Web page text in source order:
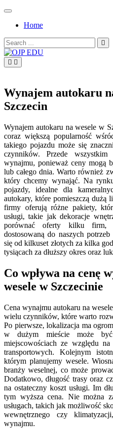
Skip
contentHome
Search
for:
Wynajem autokaru
Szczecin
Wynajem autokaru na wesele w
coraz większą popularność
takiego pojazdu może się
czynników. Przede
wynajmu, ponieważ ceny mogą
lub całego dnia. Warto również
który chcemy wynająć. Na
pojazdy, idealne dla
autokary, które pomieszczą dużą
firmy oferują różne pakiety,
usługi, takie jak dekoracje
porównać oferty kilku firm,
dostosowaną do naszych
się od kilkuset złotych za kilka
tysiącach za dłuższy okres oraz
Co wpływa na cenę
wesele w Szczecinie
Cena wynajmu autokaru na
wielu czynników, które warto
Po pierwsze, lokalizacja ma
w dużym mieście może
miejscowościach ze względu
transportowych. Kolejnym
którym planujemy wesele.
branży weselnej, co może
Dodatkowo, długość trasy oraz
na ostateczny koszt usługi. Im
tym wyższa cena. Nie można
usługach, takich jak możliwość
wewnętrznego czy
wynajmu.